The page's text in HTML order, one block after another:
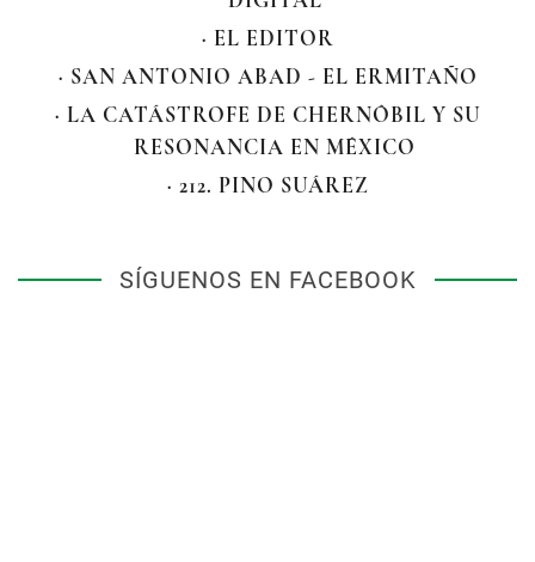
· EL EDITOR
· SAN ANTONIO ABAD - EL ERMITAÑO
· LA CATÁSTROFE DE CHERNÓBIL Y SU
RESONANCIA EN MÉXICO
· 212. PINO SUÁREZ
SÍGUENOS EN FACEBOOK